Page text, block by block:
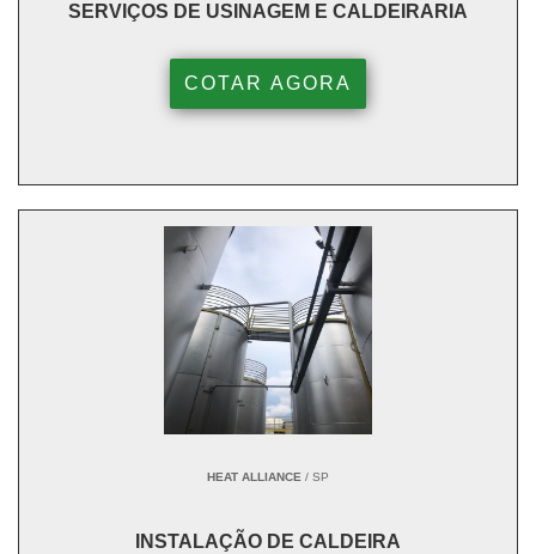
SERVIÇOS DE USINAGEM E CALDEIRARIA
COTAR AGORA
HEAT ALLIANCE / SP
INSTALAÇÃO DE CALDEIRA